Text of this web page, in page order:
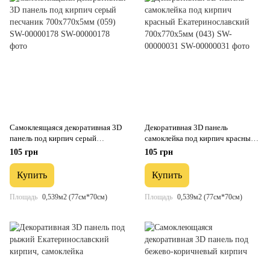
Самоклеящаяся декоративная 3D
панель под кирпич серый
песчаник 700x770x5мм (059) SW-
105 грн
Купить
Площадь 0,539м2 (77см*70см)
Декоративная 3D панель
самоклейка под кирпич красный
Екатеринославский 700x770x5мм
105 грн
Купить
Площадь 0,539м2 (77см*70см)